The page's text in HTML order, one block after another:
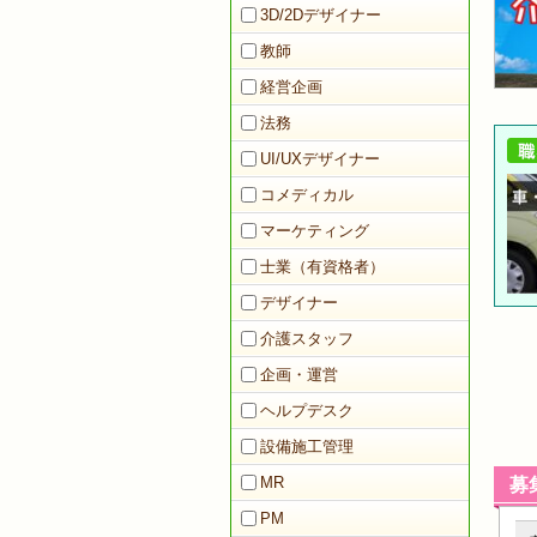
3D/2Dデザイナー
教師
経営企画
法務
UI/UXデザイナー
コメディカル
マーケティング
士業（有資格者）
デザイナー
介護スタッフ
企画・運営
ヘルプデスク
設備施工管理
MR
PM
募